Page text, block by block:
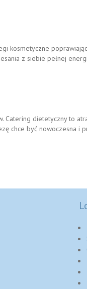
kosmetyczne
z siebie pełnej
dietetyczny to
chce być nowoczesna i